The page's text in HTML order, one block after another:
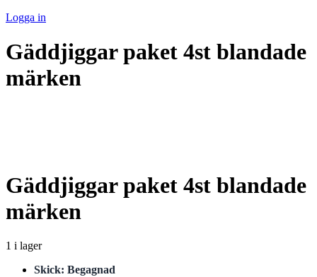
Logga in
Gäddjiggar paket 4st blandade
märken
Gäddjiggar paket 4st blandade
märken
1 i lager
Skick: Begagnad